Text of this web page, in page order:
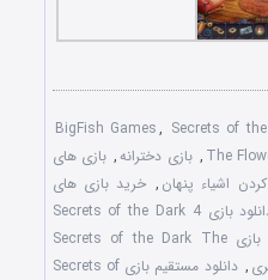
BigFish Games, Secrets of
The
, بازی دخترانه, بازی های
اشیاء پنهان , خرید بازی های
دانلود بازی Secrets of the Dark 4
دانلود بازی Secrets of the Dark The
,
دانلود مستقیم بازی Secrets of